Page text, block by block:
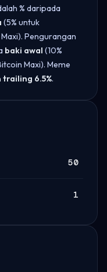
% daripada
(5% untuk
Pengurangan
baki awal (10%
Maxi). Meme
6.5%.
50
1